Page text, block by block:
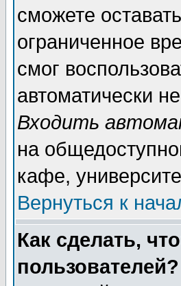
сможете
ограниченное
смог
автоматически
Входить
на
кафе,
Вернуться к
Как сделать,
пользователей?